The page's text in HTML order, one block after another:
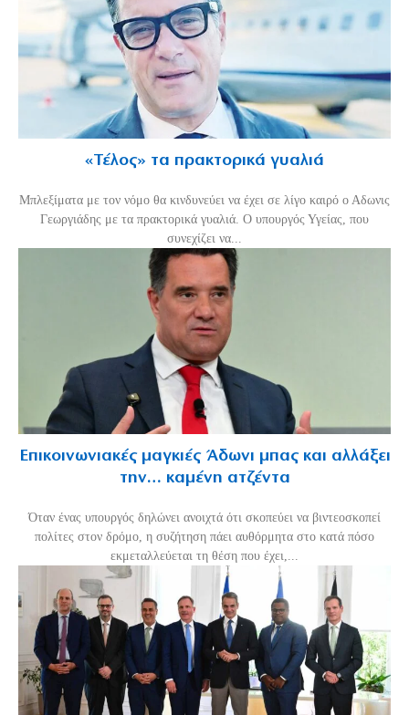
«Τέλος» τα πρακτορικά γυαλιά
Μπλεξίματα με τον νόμο θα κινδυνεύει να έχει σε λίγο καιρό ο Αδωνις
Γεωργιάδης με τα πρακτορικά γυαλιά. Ο υπουργός Υγείας, που
συνεχίζει να...
Επικοινωνιακές μαγκιές Άδωνι μπας και αλλάξει
την… καμένη ατζέντα
Όταν ένας υπουργός δηλώνει ανοιχτά ότι σκοπεύει να βιντεοσκοπεί
πολίτες στον δρόμο, η συζήτηση πάει αυθόρμητα στο κατά πόσο
εκμεταλλεύεται τη θέση που έχει,...